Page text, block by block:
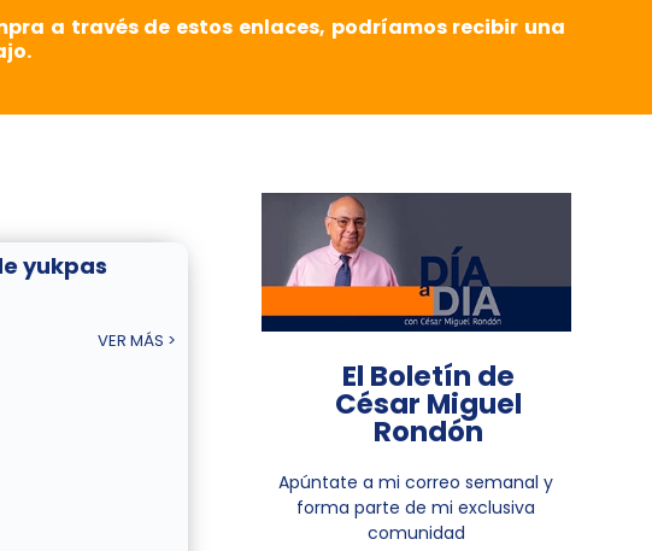
a través de estos enlaces, podríamos recibir una
yukpas
VER MÁS >
El Boletín de
César Miguel
Rondón
Apúntate a mi correo semanal y
forma parte de mi exclusiva
comunidad